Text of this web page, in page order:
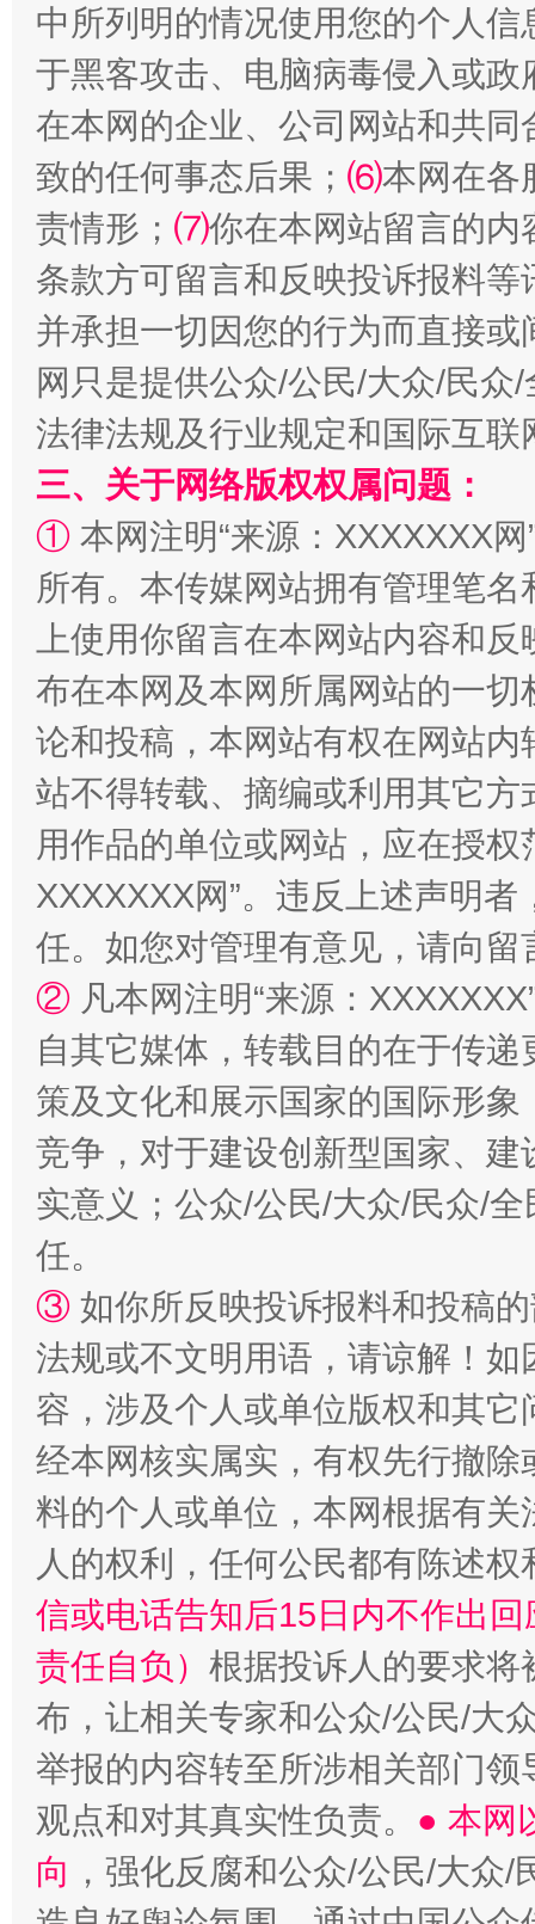
全民健身五年计划来了！等你上场
国家大学科技园优化重塑工作
扯下公款旅游的“隐身衣” 如何以
“蜀中异人”王建安的艺术幻境
中所列明的情况使用您的个人
于黑客攻击、电脑病毒侵入或
在本网的企业、公司网站和共
致的任何事态后果； ⑹本网在各
责情形； ⑺你在本网站留言的内
条款方可留言和反映投诉报料
并承担一切因您的行为而直接
网只是提供公众/公民/大众/民
法律法规及行业规定和国际互
三、关于网络版权权属问题：
① 本网注明“来源：XXXXXXX
所有。本传媒网站拥有管理笔
上使用你留言在本网站内容和
布在本网及本网所属网站的一
论和投稿，本网站有权在网站
站不得转载、摘编或利用其它
用作品的单位或网站，应在授
XXXXXXX网”。违反上述声明
任。如您对管理有意见，请向
② 凡本网注明“来源：
自其它媒体，转载目的在于传
策及文化和展示国家的国际形
竞争，对于建设创新型国家、
实意义；公众/公民/大众/民众/
任。
③ 如你所反映投诉报料和投稿
法规或不文明用语，请谅解！
容，涉及个人或单位版权和其它
经本网核实属实，有权先行撤
料的个人或单位，本网根据有
人的权利，任何公民都有陈述
信或电话告知后15日内不作出
责任自负） 根据投诉人的要求将
布，让相关专家和公众/公民/大
举报的内容转至所涉相关部门
观点和对其真实性负责。 ● 本网
向 ，强化反腐和公众/公民/大众